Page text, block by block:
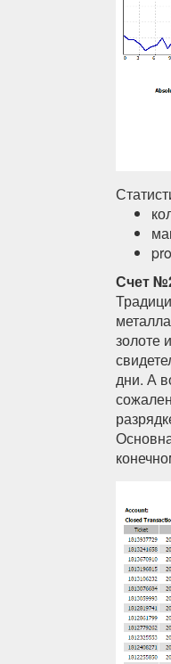
Счет
золоте
дни. А